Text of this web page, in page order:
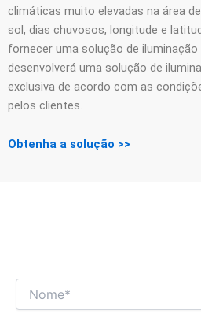
climáticas muito elevadas na área
sol, dias chuvosos, longitude e
fornecer uma solução de iluminação
desenvolverá uma solução de
exclusiva de acordo com as
pelos clientes.
Obtenha a solução >>